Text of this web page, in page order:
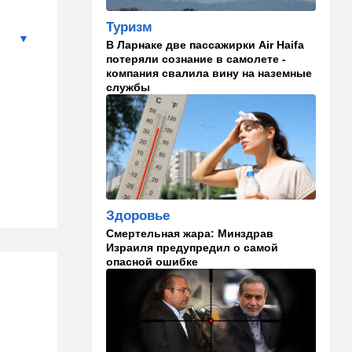
военных в Ливане
12:46 Спорт
Иранский режим получил
удар по самолюбию -
публично, от женщин, из
Австралии
11:49 Общество
11 лет в бегах: в Бен-
Гурионе арестован педофил,
орудовавший в Хайфе,
Крайот и Кирьят-Шмоне
11:35 Израиль
США и Израиль могут
перейти к беспрецедентному
оборонному партнерству
Общество
Найдено сильно
разложившееся тело:
Туризм
В Ларнаке две пассажирки Air Haifa
потеряли сознание в самолете -
компания свалила вину на наземные
службы
Здоровье
Смертельная жара: Минздрав
Израиля предупредил о самой
опасной ошибке